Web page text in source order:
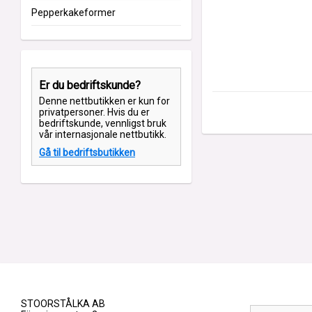
Pepperkakeformer
Er du bedriftskunde?
Denne nettbutikken er kun for
privatpersoner. Hvis du er
bedriftskunde, vennligst bruk
vår internasjonale nettbutikk.
Gå til bedriftsbutikken
STOORSTÅLKA AB